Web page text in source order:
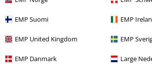
EMP Suomi EMP
EMP United Kingdom EMP
EMP Danmark Large
More categories. More options.